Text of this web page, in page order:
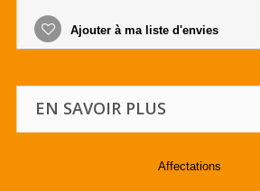
Ajouter à ma liste d'envies
EN SAVOIR PLUS
Affectations